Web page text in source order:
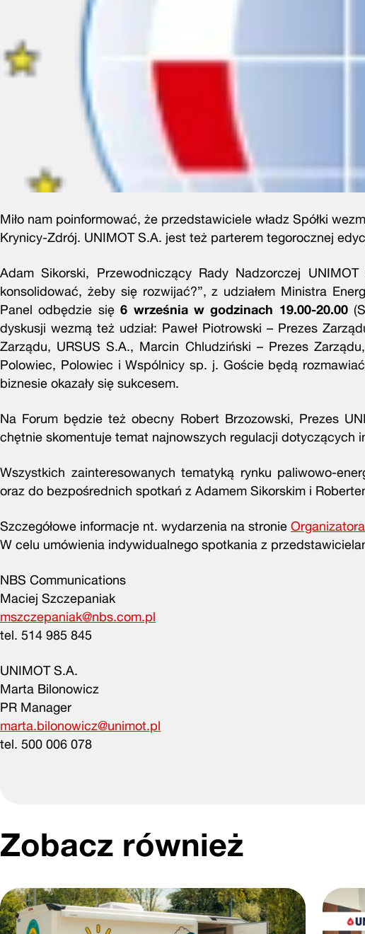
Miło nam poinformować, że przedstawiciele władz Spółki
Krynicy-Zdrój. UNIMOT S.A. jest też parterem tegorocznej
Adam Sikorski, Przewodniczący Rady Nadzorczej
konsolidować, żeby się rozwijać?”, z udziałem Ministra
Panel odbędzie się6 września w godzinach 19.00-20.00
dyskusji wezmą też udział: Paweł Piotrowski – Prezes
Zarządu, URSUS S.A., Marcin Chludziński – Prezes
Polowiec, Polowiec i Wspólnicy sp. j. Goście będą
biznesie okazały się sukcesem.
Na Forum będzie też obecny Robert Brzozowski, Prezes
chętnie skomentuje temat najnowszych regulacji dotyczących
Wszystkich zainteresowanych tematyką rynku paliwowo-
oraz do bezpośrednich spotkań z Adamem Sikorskim i
Szczegółowe informacje nt. wydarzenia na stronie
W celu umówienia indywidualnego spotkania z
NBS Communications
Maciej Szczepaniak
mszczepaniak@nbs.com.pl
tel. 514 985 845
UNIMOT S.A.
Marta Bilonowicz
PR Manager
marta.bilonowicz@unimot.pl
tel. 500 006 078
Zobacz również